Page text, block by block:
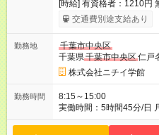
[時給] 有資格者：1210円 無資格者：
度あり 進級により給与がアップします
あり 試用期間の長さ：3
交通費別途支給あり
勤務地
千葉市中央区
千葉県千葉市中央区仁戸
株式会社ニチイ学館
勤務時間
8:15～15:00
実働時間：5時間45分/日
日勤務